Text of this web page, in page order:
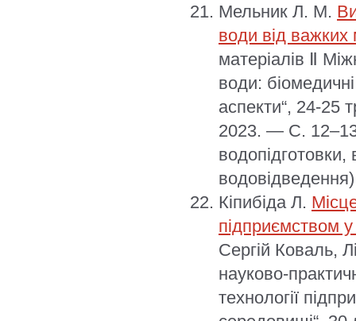
Мельник Л. М.
води від важких
матеріалів Ⅱ
води:
аспекти“, 24-
2023. — С.
Кіпибіда Л.
підприємством
Сергій Коваль,
науково-
технології